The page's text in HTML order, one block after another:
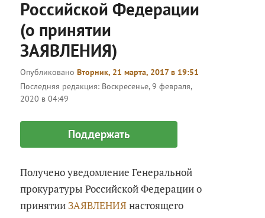
Российской Федерации
(о принятии
ЗАЯВЛЕНИЯ)
ОпубликованоВторник, 21 марта, 2017 в 19:51
Последняя редакция: Воскресенье, 9 февраля,
2020 в 04:49
Поддержать
Получено уведомление Генеральной
прокуратуры Российской Федерации о
принятии ЗАЯВЛЕНИЯнастоящего